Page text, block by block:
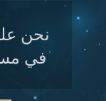
نحن
في